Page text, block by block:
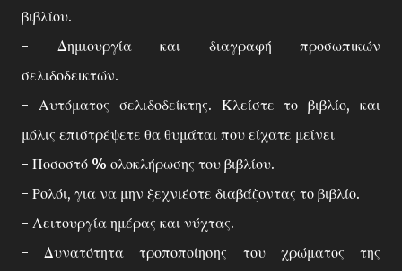
βιβλίου.
- Δημιουργία και διαγραφή προσωπικών
σελιδοδεικτών.
- Αυτόματος σελιδοδείκτης. Κλείστε το βιβλίο, και
μόλις επιστρέψετε θα θυμάται που είχατε μείνει
- Ποσοστό % ολοκλήρωσης του βιβλίου.
- Ρολόι, για να μην ξεχνιέστε διαβάζοντας το βιβλίο.
- Λειτουργία ημέρας και νύχτας.
- Δυνατότητα τροποποίησης του χρώματος της